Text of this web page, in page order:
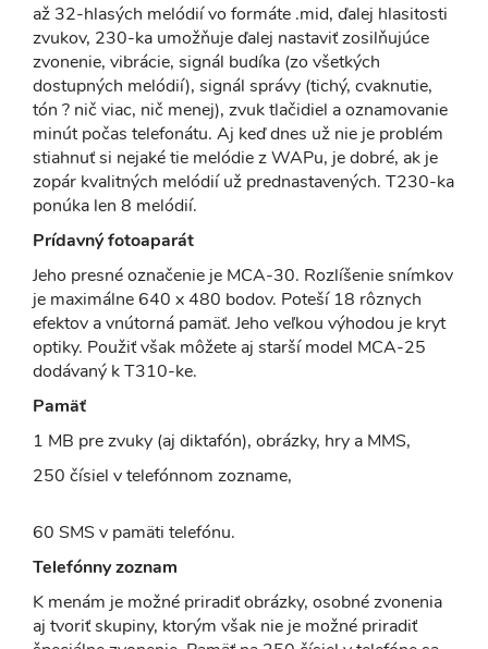
až 32-hlasých melódií vo formáte .mid, ďalej hlasitosti
zvukov, 230-ka umožňuje ďalej nastaviť zosilňujúce
zvonenie, vibrácie, signál budíka (zo všetkých
dostupných melódií), signál správy (tichý, cvaknutie,
tón ? nič viac, nič menej), zvuk tlačidiel a oznamovanie
minút počas telefonátu. Aj keď dnes už nie je problém
stiahnuť si nejaké tie melódie z WAPu, je dobré, ak je
zopár kvalitných melódií už prednastavených. T230-ka
ponúka len 8 melódií.
Prídavný fotoaparát
Jeho presné označenie je MCA-30. Rozlíšenie snímkov
je maximálne 640 x 480 bodov. Poteší 18 rôznych
efektov a vnútorná pamäť. Jeho veľkou výhodou je kryt
optiky. Použiť však môžete aj starší model MCA-25
dodávaný k T310-ke.
Pamäť
1 MB pre zvuky (aj diktafón), obrázky, hry a MMS,
250 čísiel v telefónnom zozname,
60 SMS v pamäti telefónu.
Telefónny zoznam
K menám je možné priradiť obrázky, osobné zvonenia
aj tvoriť skupiny, ktorým však nie je možné priradiť